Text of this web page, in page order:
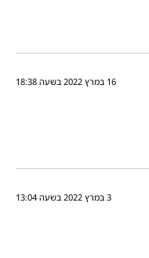
16 במרץ 2022 בשעה 18:38
3 במרץ 2022 בשעה 13:04